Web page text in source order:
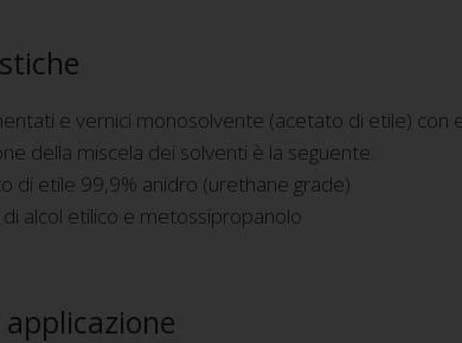
e vernici monosolvente (acetato di etile) con
della miscela dei solventi è la seguente:
di etile 99,9% anidro (urethane grade)
alcol etilico e metossipropanolo